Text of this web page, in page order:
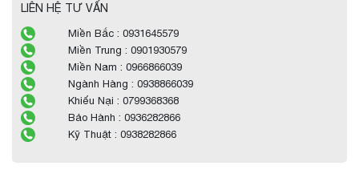
LIÊN HỆ TƯ VẤN
Miền Bắc : 0931645579
Miền Trung : 0901930579
Miền Nam : 0966866039
Ngành Hàng : 0938866039
Khiếu Nại : 0799368368
Bảo Hành : 0936282866
Kỹ Thuật : 0938282866